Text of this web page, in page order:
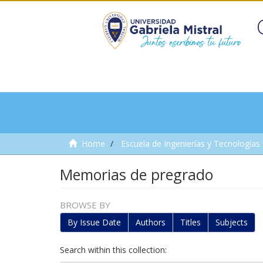
Home Escuela de Ingenierías y Tecnologías
Memorias de pregrado
BROWSE BY
By Issue Date Authors Titles Subjects
Search within this collection: